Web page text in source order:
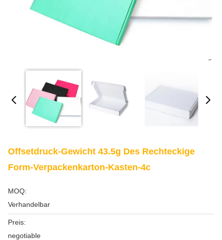
Offsetdruck-Gewicht 43.5g Des Rechteckige
Form-Verpackenkarton-Kasten-4c
MOQ:
Verhandelbar
Preis:
negotiable